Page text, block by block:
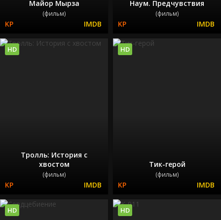
Майор Мырза
(фильм)
Наум. Предчувствия
(фильм)
Тролль: История с
хвостом
(фильм)
HD
Тик-герой
(фильм)
HD
HD HD